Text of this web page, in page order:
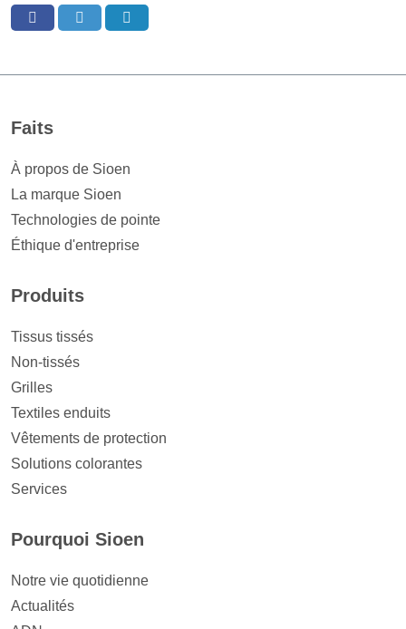
Faits
À propos de Sioen
La marque Sioen
Technologies de pointe
Éthique d'entreprise
Produits
Tissus tissés
Non-tissés
Grilles
Textiles enduits
Vêtements de protection
Solutions colorantes
Services
Pourquoi Sioen
Notre vie quotidienne
Actualités